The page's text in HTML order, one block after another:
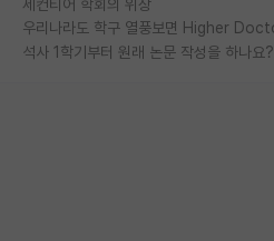
세컨티어 학회의 위상
석사 1학기부터 원래 논문 작성을 하나요?